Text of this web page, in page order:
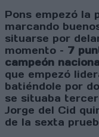
Pons empezó la
marcando
situarse por
momento – 7
campeón
que empezó
batiéndole por
se situaba
Jorge del Cid
de la sexta